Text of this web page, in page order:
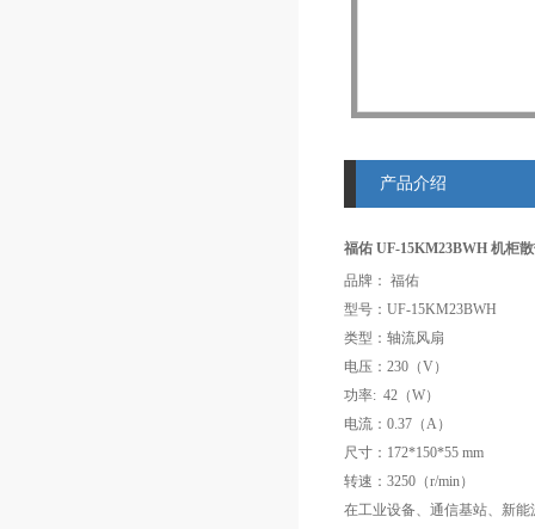
产品介绍
福佑 UF-15KM23BWH 机柜
品牌： 福佑
型号：UF-15KM23BWH
类型：轴流风扇
电压：230（V）
功率: 42（W）
电流：0.37（A）
尺寸：172*150*55 mm
转速：3250（r/min）
在工业设备、通信基站、新